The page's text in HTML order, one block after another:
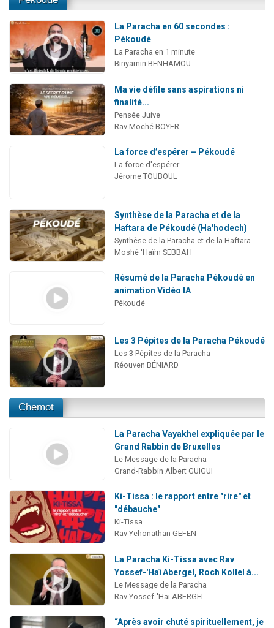
La Paracha en 60 secondes :
Pékoudé
La Paracha en 1 minute
Binyamin BENHAMOU
Ma vie défile sans aspirations ni
finalité...
Pensée Juive
Rav Moché BOYER
La force d’espérer – Pékoudé
La force d'espérer
Jérome TOUBOUL
Synthèse de la Paracha et de la
Haftara de Pékoudé (Ha'hodech)
Synthèse de la Paracha et de la Haftara
Moshé 'Haïm SEBBAH
Résumé de la Paracha Pékoudé en
animation Vidéo IA
Pékoudé
Les 3 Pépites de la Paracha Pékoudé
Les 3 Pépites de la Paracha
Réouven BÉNIARD
Chemot
La Paracha Vayakhel expliquée par le
Grand Rabbin de Bruxelles
Le Message de la Paracha
Grand-Rabbin Albert GUIGUI
Ki-Tissa : le rapport entre "rire" et
"débauche"
Ki-Tissa
Rav Yehonathan GEFEN
La Paracha Ki-Tissa avec Rav
Yossef-'Haï Abergel, Roch Kollel à...
Le Message de la Paracha
Rav Yossef-'Haï ABERGEL
“Après avoir chuté spirituellement, je